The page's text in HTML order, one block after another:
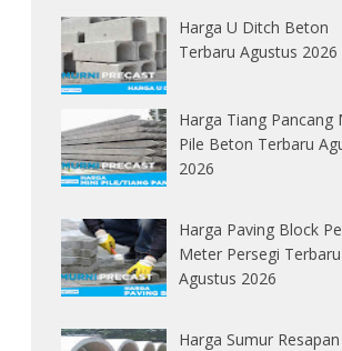
Harga U Ditch Beton
Terbaru Agustus 2026
Harga Tiang Pancang
Pile Beton Terbaru
2026
Harga Paving Block
Meter Persegi Terbaru
Agustus 2026
Harga Sumur Resapan